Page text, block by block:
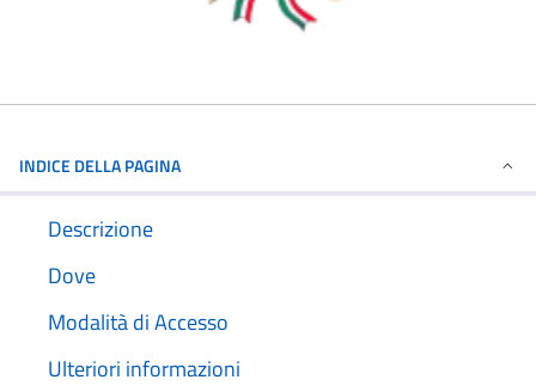
INDICE DELLA PAGINA
Descrizione
Dove
Modalità di Accesso
Ulteriori informazioni